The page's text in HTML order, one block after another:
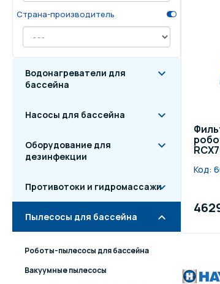
Инвентарь для отдыха
Страна-производитель
Водонагреватели для
бассейна
Насосы для бассейна
Оборудование для
дезинфекции
Противотоки и гидромассажи
Пылесосы для бассейна
Роботы-пылесосы для бассейна
Вакуумные пылесосы
Код: